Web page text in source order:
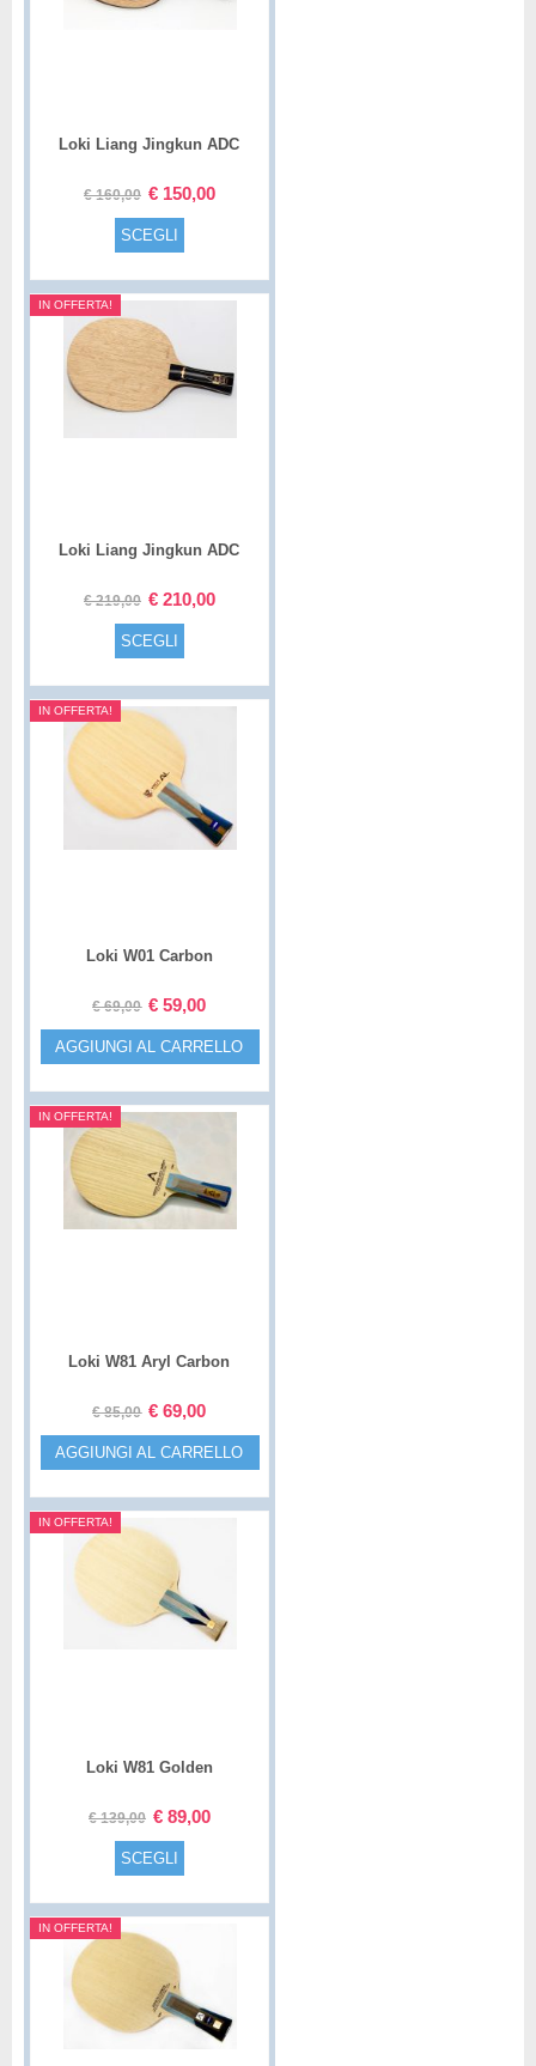
Loki Liang Jingkun ADC
€160,00 € 150,00
SCEGLI
IN OFFERTA!
Loki Liang Jingkun ADC
€219,00 € 210,00
SCEGLI
IN OFFERTA!
Loki W01 Carbon
€69,00 € 59,00
AGGIUNGI AL CARRELLO
IN OFFERTA!
Loki W81 Aryl Carbon
€85,00 € 69,00
AGGIUNGI AL CARRELLO
IN OFFERTA!
Loki W81 Golden
€139,00 € 89,00
SCEGLI
IN OFFERTA!